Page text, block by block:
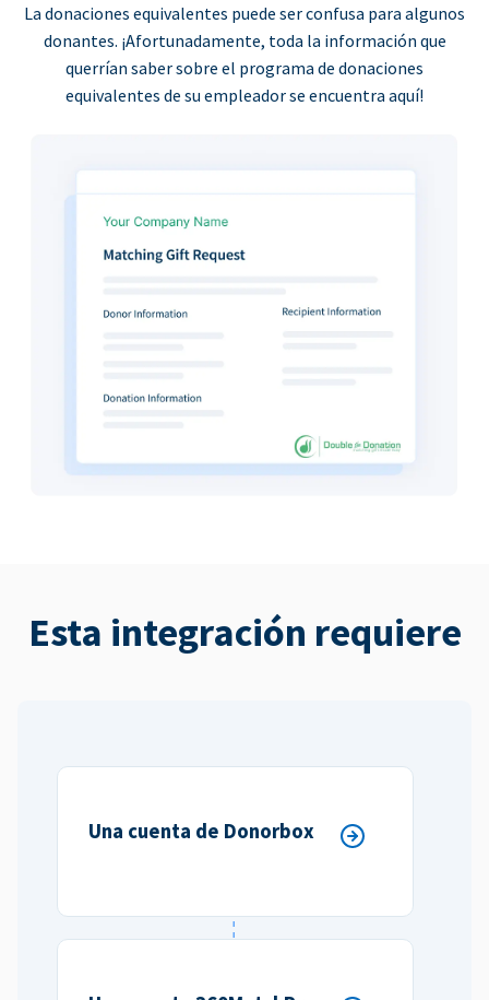
La donaciones equivalentes puede ser confusa para algunos
donantes. ¡Afortunadamente, toda la información que
querrían saber sobre el programa de donaciones
equivalentes de su empleador se encuentra aquí!
Esta integración requiere
Una cuenta de Donorbox